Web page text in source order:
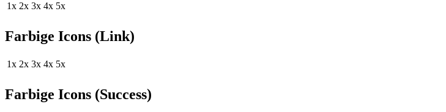
1x 2x 3x 4x 5x
Farbige Icons (Link)
1x 2x 3x 4x 5x
Farbige Icons (Success)